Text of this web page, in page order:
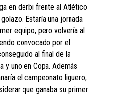
en derbi frente al Atlético
Estaría una jornada
equipo, pero volvería al
convocado por el
al final de la
y uno en Copa. Además
el campeonato liguero,
que ganaba su primer